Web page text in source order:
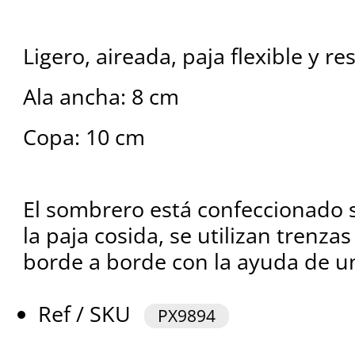
Ligero, aireada, paja flexible y
Ala ancha: 8 cm
Copa: 10 cm
El sombrero está confeccionado
la paja cosida, se utilizan
borde a borde con la ayuda de
Ref / SKU
PX9894